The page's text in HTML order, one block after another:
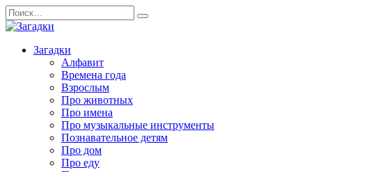
Перейти
к
содержанию
Search
for:
Загадки
Алфавит
Времена года
Взрослым
Про животных
Про имена
Про музыкальные инструменты
Познавательное детям
Про дом
Про еду